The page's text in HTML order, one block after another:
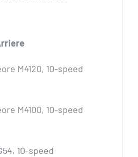
M4120, 10-speed
M4100, 10-speed
10-speed